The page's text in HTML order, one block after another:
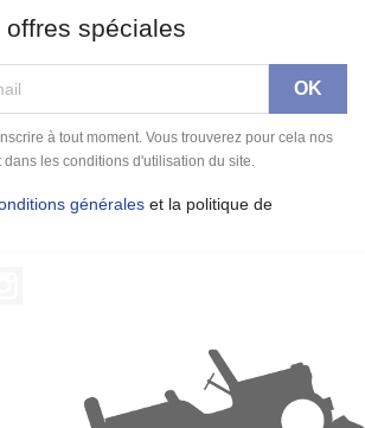
spéciales
à tout moment. Vous trouverez pour cela nos
les conditions d'utilisation du site.
générales et la politique de